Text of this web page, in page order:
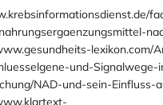
ernaehrung/
nad
artikel/